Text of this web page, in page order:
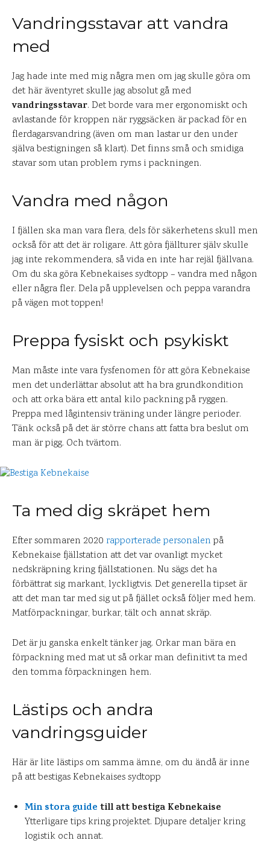
Vandringsstavar att vandra
med
Jag hade inte med mig några men om jag skulle göra om
det här äventyret skulle jag absolut gå med
vandringsstavar. Det borde vara mer ergonomiskt och
avlastande för kroppen när ryggsäcken är packad för en
flerdagarsvandring (även om man lastar ur den under
själva bestigningen så klart). Det finns små och smidiga
stavar som utan problem ryms i packningen.
Vandra med någon
I fjällen ska man vara flera, dels för säkerhetens skull men
också för att det är roligare. Att göra fjällturer själv skulle
jag inte rekommendera, så vida en inte har rejäl fjällvana.
Om du ska göra Kebnekaises sydtopp – vandra med någon
eller några fler. Dela på upplevelsen och peppa varandra
på vägen mot toppen!
Preppa fysiskt och psykiskt
Man måste inte vara fysfenomen för att göra Kebnekaise
men det underlättar absolut att ha bra grundkondition
och att orka bära ett antal kilo packning på ryggen.
Preppa med lågintensiv träning under längre perioder.
Tänk också på det är större chans att fatta bra beslut om
man är pigg. Och tvärtom.
Ta med dig skräpet hem
Efter sommaren 2020 rapporterade personalen på
Kebnekaise fjällstation att det var ovanligt mycket
nedskräpning kring fjällstationen. Nu sägs det ha
förbättrat sig markant, lyckligtvis. Det generella tipset är
att det man tar med sig ut på fjället också följer med hem.
Matförpackningar, burkar, tält och annat skräp.
Det är ju ganska enkelt tänker jag. Orkar man bära en
förpackning med mat ut så orkar man definitivt ta med
den tomma förpackningen hem.
Lästips och andra
vandringsguider
Här är lite lästips om samma ämne, om du ändå är inne
på att bestigas Kebnekaises sydtopp
Min stora guidetill att bestiga Kebnekaise
Ytterligare tips kring projektet. Djupare detaljer kring
logistik och annat.